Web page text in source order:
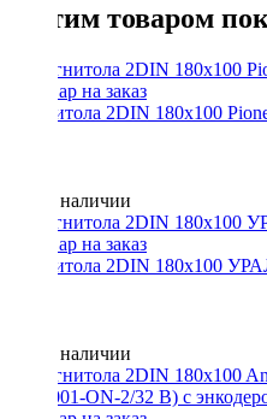
С этим товаром
Магнитола 2DIN 180x100
Нет в наличии
Магнитола 2DIN 180x100
Нет в наличии